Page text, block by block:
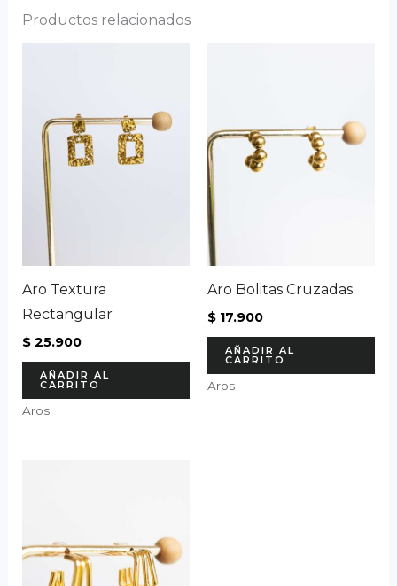
Productos relacionados
Aro Textura
Rectangular
$25.900
AÑADIR AL
CARRITO
Aros
Aro Bolitas Cruzadas
$ 17.900
AÑADIR AL
CARRITO
Aros